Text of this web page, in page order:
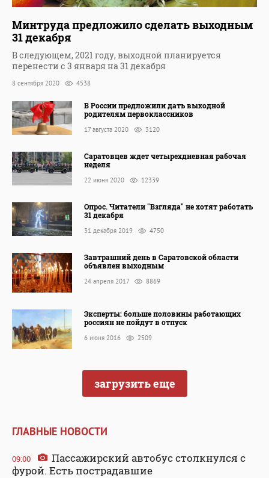
Минтруда предложило сделать выходным
31 декабря
В следующем, 2021 году, выходной планируется
перенести с 3 января на 31 декабря
8 сентября 2020 4538
В России предложили дать выходной
родителям первоклассников
17 августа 2020 3120
Саратовцев ждет четырехдневная рабочая
неделя
22 июня 2020 12339
Опрос. Читатели "Взгляда" не хотят работать
31 декабря
31 декабря 2019 4750
Завтрашний день в Саратовской области
объявлен выходным
24 апреля 2017 8869
Эксперты: больше половины работающих
россиян не пойдут в отпуск
6 июня 2016 2509
загрузить еще
ГЛАВНЫЕ НОВОСТИ
09:00
Пассажирский автобус столкнулся с
фурой. Есть пострадавшие